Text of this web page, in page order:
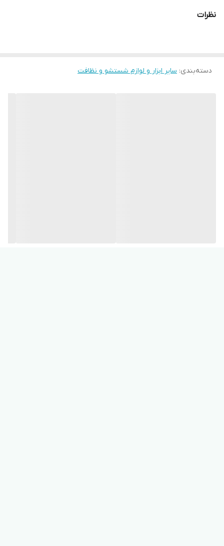
نظرات
دسته‌بندی: سایر ابزار و لوازم شستشو و نظافت